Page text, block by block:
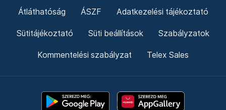
Átláthatóság ÁSZF Adatkezelési tájékoztató
Sütitájékoztató Süti beállítások Szabályzatok
Kommentelési szabályzat Telex Sales